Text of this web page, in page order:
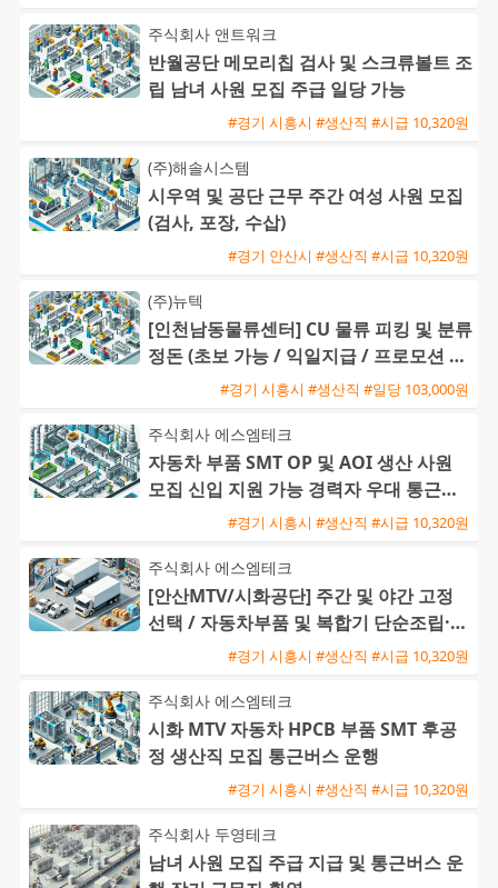
주식회사 앤트워크
반월공단 메모리칩 검사 및 스크류볼트 조
립 남녀 사원 모집 주급 일당 가능
#경기 시흥시 #생산직 #시급 10,320원
(주)해솔시스템
시우역 및 공단 근무 주간 여성 사원 모집
(검사, 포장, 수삽)
#경기 안산시 #생산직 #시급 10,320원
(주)뉴텍
[인천남동물류센터] CU 물류 피킹 및 분류
정돈 (초보 가능 / 익일지급 / 프로모션 1
5,000원 추가)#경기 시흥시 #생산직 #일당 103,000원
주식회사 에스엠테크
자동차 부품 SMT OP 및 AOI 생산 사원
모집 신입 지원 가능 경력자 우대 통근버
#경기 시흥시 #생산직 #시급 10,320원
주식회사 에스엠테크
[안산MTV/시화공단] 주간 및 야간 고정
선택 / 자동차부품 및 복합기 단순조립·검
사 / 주급 가능·통근버
#경기 시흥시 #생산직 #시급 10,320원
주식회사 에스엠테크
시화 MTV 자동차 HPCB 부품 SMT 후공
정 생산직 모집 통근버스 운행
#경기 시흥시 #생산직 #시급 10,320원
주식회사 두영테크
남녀 사원 모집 주급 지급 및 통근버스 운